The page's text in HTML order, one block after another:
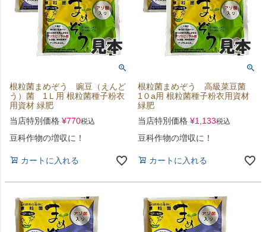
根粒菌まめぞう 豌豆（えんど
う）菌 1Ｌ用 根粒菌種子粉衣
用資材 緑肥
当店特別価格 ¥770税込
豆科作物の増収に！
カートに入れる
根粒菌まめぞう 高級菜豆菌
1０a用 根粒菌種子粉衣用資材
緑肥
当店特別価格 ¥1,133税込
豆科作物の増収に！
カートに入れる